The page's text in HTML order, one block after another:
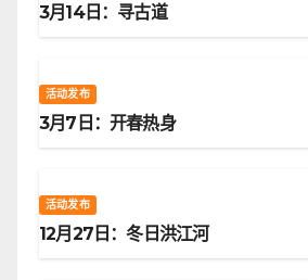
3月14日：寻古道
活动发布
3月7日：开春热身
活动发布
12月27日：冬日洪江河